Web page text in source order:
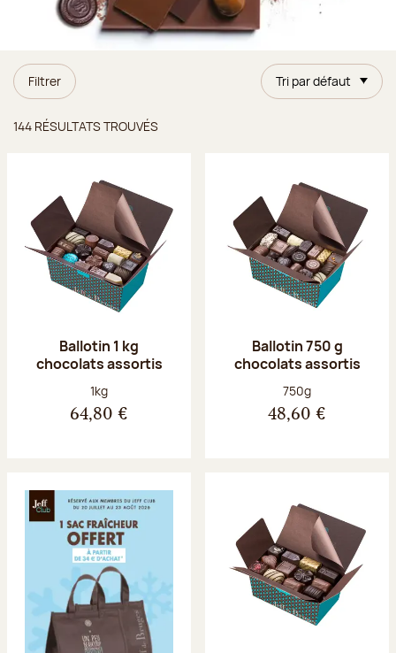
Filtrer Tri par défaut
144 RÉSULTATS TROUVÉS
Ballotin 1 kg
chocolats assortis
Poids net :
1kg
64,80 €
Ballotin 750 g
chocolats assortis
Poids net :
750g
48,60 €